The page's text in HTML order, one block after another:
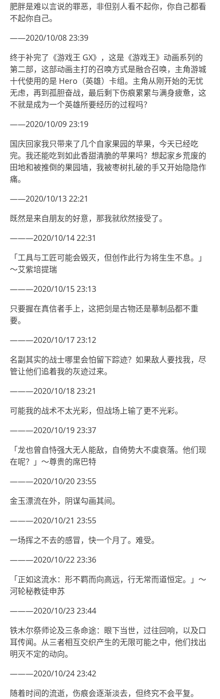
肥胖是难以言说的罪恶，非但别人看不起你，你自己都看
不起你自己。
——2020/10/08 23:39
终于补完了《游戏王 GX》，这是《游戏王》动画系列的
第二部，这部动画主打的召唤方式是融合召唤，主角游城
十代使用的是 Hero（英雄）卡组。主角从刚开始的无忧
无虑，再到孤胆奋战，最后剩下伤痕累累与满身疲惫，这
不就是成为一个英雄所要经历的过程吗？
——2020/10/09 23:19
国庆回家我只带来了几个自家果园的苹果，今天已经吃
完。我还能吃到如此香甜清脆的苹果吗？想起家乡荒废的
田地和被推倒的果园墙，我被枣树扎破的手又开始隐隐作
痛。
——2020/10/13 22:21
既然是来自朋友的好意，那我就欣然接受了。
———2020/10/14 22:31
「工具与工匠可能会毁灭，但创作此行为将生生不息。」
～艾紫培提瑞
———2020/10/15 23:13
只要握在真信者手上，这把剑是古物还是摹制品都不重
要。
———2020/10/17 23:12
名副其实的战士哪里会怕留下踪迹？如果敌人要找我，尽
管让他们追着我的灰迹过来。
———2020/10/18 23:21
可能我的战术不太光彩，但战场上输了更不光彩。
———2020/10/19 23:37
「龙也曾自恃强大无人能敌，自倚势大不虞衰落。他们现
在呢？」～尊贵的席巴特
———2020/10/20 23:55
金玉漂流在外，阴谋勾画其间。
———2020/10/21 23:55
一场挥之不去的感冒，快一个月了。难受。
———2020/10/22 23:36
「正如这流水：形不羁而向高远，行无常而道恒定。」～
河轮秘教徒申苏
———2020/10/23 23:44
铁木尔祭师论及三条命途：眼下当世，过往回响，以及口
耳传闻。从三者相互交织产生的无限可能之中，他们找出
明灭不定的动向。
———2020/10/24 23:42
随着时间的流逝，伤痕会逐渐淡去，但终究不会平复。